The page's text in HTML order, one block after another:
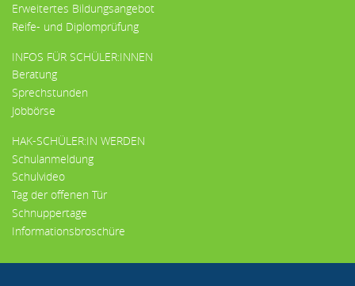
Erweitertes Bildungsangebot
Reife- und Diplomprüfung
INFOS FÜR SCHÜLER:INNEN
Beratung
Sprechstunden
Jobbörse
HAK-SCHÜLER:IN WERDEN
Schulanmeldung
Schulvideo
Tag der offenen Tür
Schnuppertage
Informationsbroschüre